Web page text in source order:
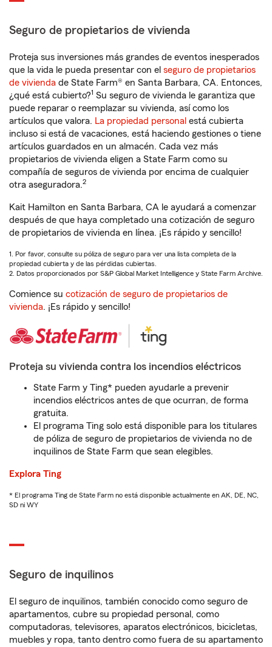
Seguro de propietarios de vivienda
Proteja sus inversiones más grandes de eventos inesperados
que la vida le pueda presentar con el seguro de propietarios
de vivienda de State Farm® en Santa Barbara, CA. Entonces,
¿qué está cubierto?1 Su seguro de vivienda le garantiza que
puede reparar o reemplazar su vivienda, así como los
artículos que valora. La propiedad personal está cubierta
incluso si está de vacaciones, está haciendo gestiones o tiene
artículos guardados en un almacén. Cada vez más
propietarios de vivienda eligen a State Farm como su
compañía de seguros de vivienda por encima de cualquier
otra aseguradora.2
Kait Hamilton en Santa Barbara, CA le ayudará a comenzar
después de que haya completado una cotización de seguro
de propietarios de vivienda en línea. ¡Es rápido y sencillo!
1. Por favor, consulte su póliza de seguro para ver una lista completa de la
propiedad cubierta y de las pérdidas cubiertas.
2. Datos proporcionados por S&P Global Market Intelligence y State Farm Archive.
Comience su cotización de seguro de propietarios de
vivienda. ¡Es rápido y sencillo!
Proteja su vivienda contra los incendios eléctricos
State Farm y Ting* pueden ayudarle a prevenir
incendios eléctricos antes de que ocurran, de forma
gratuita.
El programa Ting solo está disponible para los titulares
de póliza de seguro de propietarios de vivienda no de
inquilinos de State Farm que sean elegibles.
Explora Ting
* El programa Ting de State Farm no está disponible actualmente en AK, DE, NC,
SD ni WY
Seguro de inquilinos
El seguro de inquilinos, también conocido como seguro de
apartamentos, cubre su propiedad personal, como
computadoras, televisores, aparatos electrónicos, bicicletas,
muebles y ropa, tanto dentro como fuera de su apartamento